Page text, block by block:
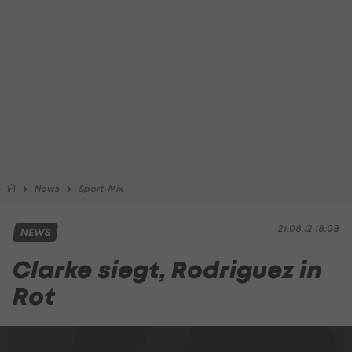
News Sport-Mix
21.08.12 18:08
NEWS
Clarke siegt, Rodriguez in
Rot